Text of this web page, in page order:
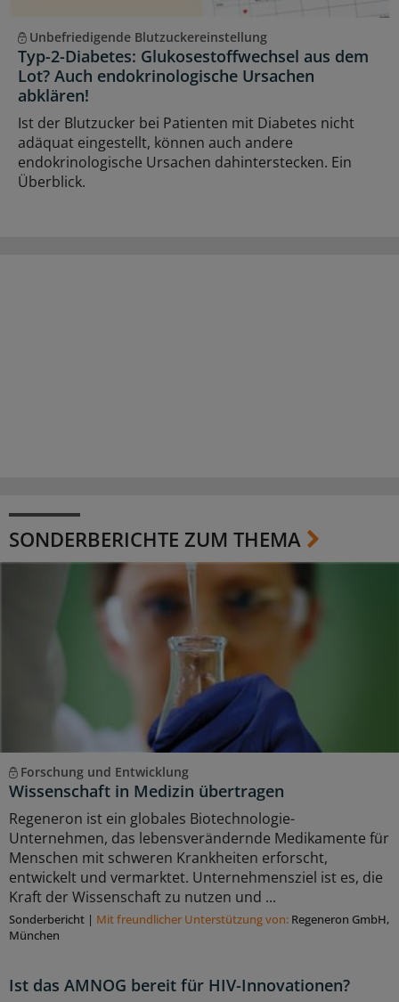
Unbefriedigende Blutzuckereinstellung
Typ-2-Diabetes: Glukosestoffwechsel aus dem
Lot? Auch endokrinologische Ursachen
abklären!
Ist der Blutzucker bei Patienten mit Diabetes nicht
adäquat eingestellt, können auch andere
endokrinologische Ursachen dahinterstecken. Ein
Überblick.
SONDERBERICHTE ZUM THEMA
Forschung und Entwicklung
Wissenschaft in Medizin übertragen
Regeneron ist ein globales Biotechnologie-
Unternehmen, das lebensverändernde Medikamente für
Menschen mit schweren Krankheiten erforscht,
entwickelt und vermarktet. Unternehmensziel ist es, die
Kraft der Wissenschaft zu nutzen und ...
Sonderbericht | Mit freundlicher Unterstützung von: Regeneron GmbH,
München
Ist das AMNOG bereit für HIV-Innovationen?